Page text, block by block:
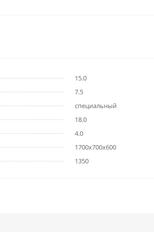
15.0
7.5
специальный
18.0
4.0
1700х700х600
1350